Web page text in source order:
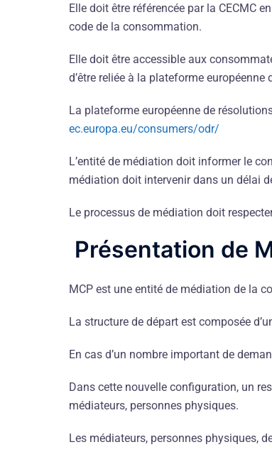
Elle doit être référencée par la CECMC
code de la consommation.
Elle doit être accessible aux
d’être reliée à la plateforme
La plateforme européenne de
ec.europa.eu/consumers/odr/
L’entité de médiation doit informer le
médiation doit intervenir dans un délai
Le processus de médiation doit
Présentation de
MCP est une entité de médiation de la
La structure de départ est composée
En cas d’un nombre important de
Dans cette nouvelle configuration, un
médiateurs, personnes physiques.
Les médiateurs, personnes physiques,